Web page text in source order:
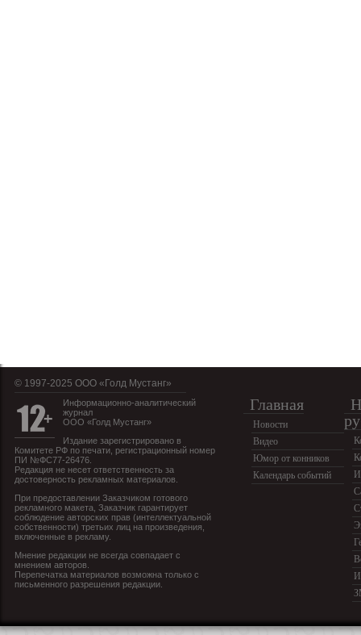
© 1997-2025 OOO «Голд Мустанг»
Информационно-аналитический
журнал
ООО «Голд Мустанг»
Издание зарегистрировано в
Комитете РФ по печати, регистрационный номер
ПИ №ФС77-26476.
Редакция не несет ответственность за
достоверность рекламных материалов.
При предоставлении Заказчиком готового
рекламного макета, Заказчик гарантирует
соблюдение авторских прав (интеллектуальной
собственности) третьих лиц на произведения,
включенные в рекламу.
Мнение редакции не всегда совпадает с
мнением авторов.
Перепечатка материалов возможна только с
письменного разрешения редакции.
Главная
Новости
Видео
Юмор от конников
Календарь событий